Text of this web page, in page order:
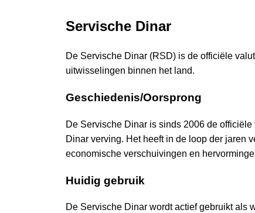
Servische Dinar
De Servische Dinar (RSD) is de officiële
uitwisselingen binnen het land.
Geschiedenis/Oorsprong
De Servische Dinar is sinds 2006 de
Dinar verving. Het heeft in de loop der jaren
economische verschuivingen en
Huidig gebruik
De Servische Dinar wordt actief gebruikt als